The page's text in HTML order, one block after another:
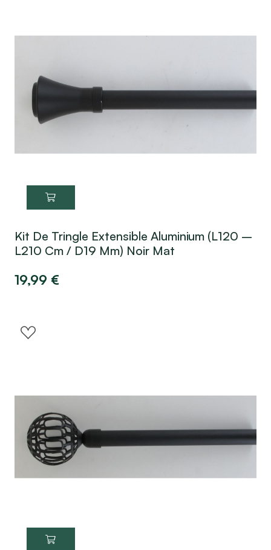
Kit De Tringle Extensible Aluminium (L120 –
L210 Cm / D19 Mm) Noir Mat
19,99 €